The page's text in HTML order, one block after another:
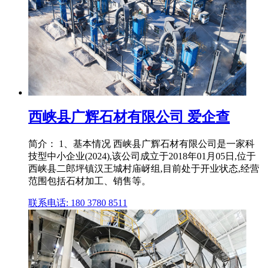
西峡县广辉石材有限公司 爱企查
简介： 1、基本情况 西峡县广辉石材有限公司是一家科
技型中小企业(2024),该公司成立于2018年01月05日,位于
西峡县二郎坪镇汉王城村庙岈组,目前处于开业状态,经营
范围包括石材加工、销售等。
联系电话: 180 3780 8511